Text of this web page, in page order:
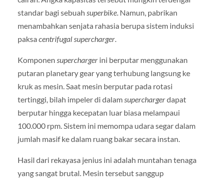
standar bagi sebuah superbike. Namun, pabrikan
menambahkan senjata rahasia berupa sistem induksi
paksa centrifugal supercharger.
Komponen superchargerini berputar menggunakan
putaran planetary gear yang terhubung langsung ke
kruk as mesin. Saat mesin berputar pada rotasi
tertinggi, bilah impeler di dalamsuperchargerdapat
berputar hingga kecepatan luar biasa melampaui
100.000 rpm. Sistem ini memompa udara segar dalam
jumlah masif ke dalam ruang bakar secara instan.
Hasil dari rekayasa jenius ini adalah muntahan tenaga
yang sangat brutal. Mesin tersebut sanggup